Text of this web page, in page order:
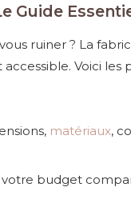
Guide
ruiner ? La
Voici les
matériaux,
budget